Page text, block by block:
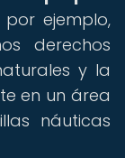
por ejemplo,
derechos
y la
en un área
náuticas